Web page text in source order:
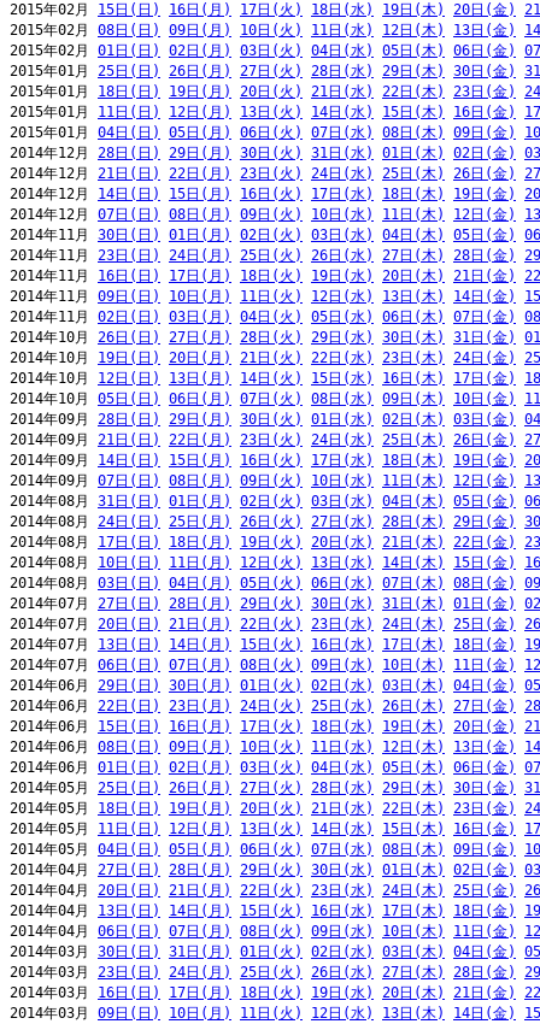
2015年02月 15日(日) 16日(月) 17日(火) 18日(水) 19日(木) 20日(金)
2015年02月 08日(日) 09日(月) 10日(火) 11日(水) 12日(木) 13日(金)
2015年02月 01日(日) 02日(月) 03日(火) 04日(水) 05日(木) 06日(金)
2015年01月 25日(日) 26日(月) 27日(火) 28日(水) 29日(木) 30日(金)
2015年01月 18日(日) 19日(月) 20日(火) 21日(水) 22日(木) 23日(金)
2015年01月 11日(日) 12日(月) 13日(火) 14日(水) 15日(木) 16日(金)
2015年01月 04日(日) 05日(月) 06日(火) 07日(水) 08日(木) 09日(金)
2014年12月 28日(日) 29日(月) 30日(火) 31日(水) 01日(木) 02日(金)
2014年12月 21日(日) 22日(月) 23日(火) 24日(水) 25日(木) 26日(金)
2014年12月 14日(日) 15日(月) 16日(火) 17日(水) 18日(木) 19日(金)
2014年12月 07日(日) 08日(月) 09日(火) 10日(水) 11日(木) 12日(金)
2014年11月 30日(日) 01日(月) 02日(火) 03日(水) 04日(木) 05日(金)
2014年11月 23日(日) 24日(月) 25日(火) 26日(水) 27日(木) 28日(金)
2014年11月 16日(日) 17日(月) 18日(火) 19日(水) 20日(木) 21日(金)
2014年11月 09日(日) 10日(月) 11日(火) 12日(水) 13日(木) 14日(金)
2014年11月 02日(日) 03日(月) 04日(火) 05日(水) 06日(木) 07日(金)
2014年10月 26日(日) 27日(月) 28日(火) 29日(水) 30日(木) 31日(金)
2014年10月 19日(日) 20日(月) 21日(火) 22日(水) 23日(木) 24日(金)
2014年10月 12日(日) 13日(月) 14日(火) 15日(水) 16日(木) 17日(金)
2014年10月 05日(日) 06日(月) 07日(火) 08日(水) 09日(木) 10日(金)
2014年09月 28日(日) 29日(月) 30日(火) 01日(水) 02日(木) 03日(金)
2014年09月 21日(日) 22日(月) 23日(火) 24日(水) 25日(木) 26日(金)
2014年09月 14日(日) 15日(月) 16日(火) 17日(水) 18日(木) 19日(金)
2014年09月 07日(日) 08日(月) 09日(火) 10日(水) 11日(木) 12日(金)
2014年08月 31日(日) 01日(月) 02日(火) 03日(水) 04日(木) 05日(金)
2014年08月 24日(日) 25日(月) 26日(火) 27日(水) 28日(木) 29日(金)
2014年08月 17日(日) 18日(月) 19日(火) 20日(水) 21日(木) 22日(金)
2014年08月 10日(日) 11日(月) 12日(火) 13日(水) 14日(木) 15日(金)
2014年08月 03日(日) 04日(月) 05日(火) 06日(水) 07日(木) 08日(金)
2014年07月 27日(日) 28日(月) 29日(火) 30日(水) 31日(木) 01日(金)
2014年07月 20日(日) 21日(月) 22日(火) 23日(水) 24日(木) 25日(金)
2014年07月 13日(日) 14日(月) 15日(火) 16日(水) 17日(木) 18日(金)
2014年07月 06日(日) 07日(月) 08日(火) 09日(水) 10日(木) 11日(金)
2014年06月 29日(日) 30日(月) 01日(火) 02日(水) 03日(木) 04日(金)
2014年06月 22日(日) 23日(月) 24日(火) 25日(水) 26日(木) 27日(金)
2014年06月 15日(日) 16日(月) 17日(火) 18日(水) 19日(木) 20日(金)
2014年06月 08日(日) 09日(月) 10日(火) 11日(水) 12日(木) 13日(金)
2014年06月 01日(日) 02日(月) 03日(火) 04日(水) 05日(木) 06日(金)
2014年05月 25日(日) 26日(月) 27日(火) 28日(水) 29日(木) 30日(金)
2014年05月 18日(日) 19日(月) 20日(火) 21日(水) 22日(木) 23日(金)
2014年05月 11日(日) 12日(月) 13日(火) 14日(水) 15日(木) 16日(金)
2014年05月 04日(日) 05日(月) 06日(火) 07日(水) 08日(木) 09日(金)
2014年04月 27日(日) 28日(月) 29日(火) 30日(水) 01日(木) 02日(金)
2014年04月 20日(日) 21日(月) 22日(火) 23日(水) 24日(木) 25日(金)
2014年04月 13日(日) 14日(月) 15日(火) 16日(水) 17日(木) 18日(金)
2014年04月 06日(日) 07日(月) 08日(火) 09日(水) 10日(木) 11日(金)
2014年03月 30日(日) 31日(月) 01日(火) 02日(水) 03日(木) 04日(金)
2014年03月 23日(日) 24日(月) 25日(火) 26日(水) 27日(木) 28日(金)
2014年03月 16日(日) 17日(月) 18日(火) 19日(水) 20日(木) 21日(金)
2014年03月 09日(日) 10日(月) 11日(火) 12日(水) 13日(木) 14日(金)